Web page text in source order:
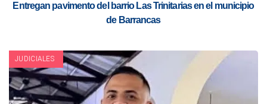
Entregan pavimento del barrio Las Trinitarias en el municipio
de Barrancas
JUDICIALES